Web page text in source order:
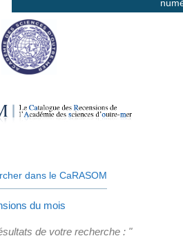
dans le CaRASOM
du mois
de votre recherche : "